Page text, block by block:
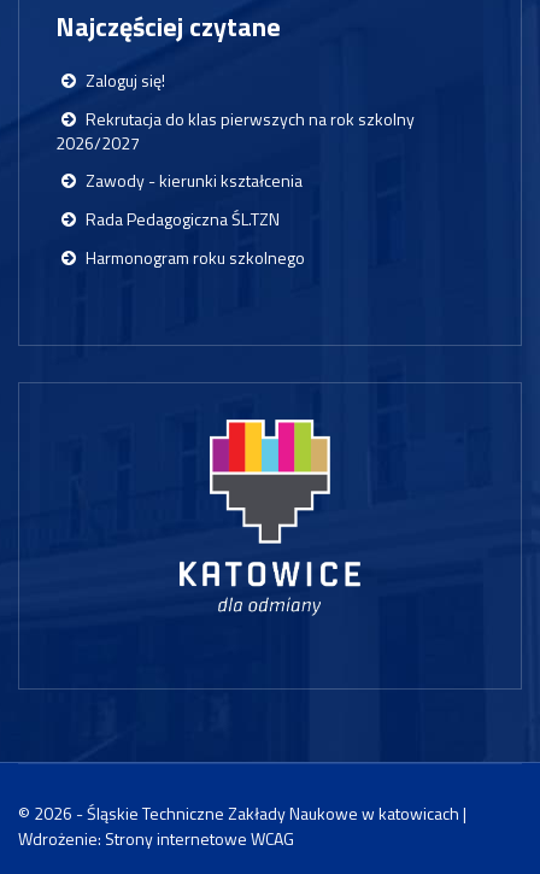
Najczęściej czytane
Zaloguj się!
Rekrutacja do klas pierwszych na rok szkolny
2026/2027
Zawody - kierunki kształcenia
Rada Pedagogiczna ŚL.TZN
Harmonogram roku szkolnego
© 2026 - Śląskie Techniczne Zakłady Naukowe w katowicach |
Wdrożenie: Strony internetowe WCAG